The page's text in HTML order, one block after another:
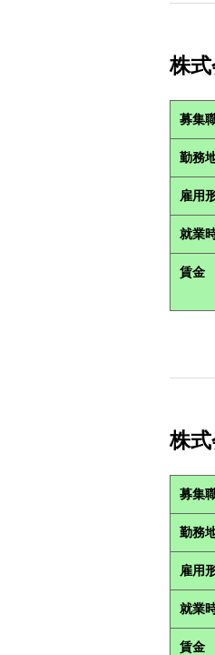
株
募集
勤務
雇用
就業
賃金
株
募集
勤務
雇用
就業
賃金